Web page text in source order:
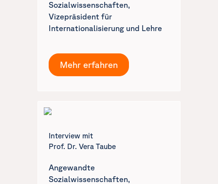
Sozialwissenschaften,
Vizepräsident für
Internationalisierung und Lehre
Mehr erfahren
Interview mit
Prof. Dr. Vera Taube
Angewandte
Sozialwissenschaften,